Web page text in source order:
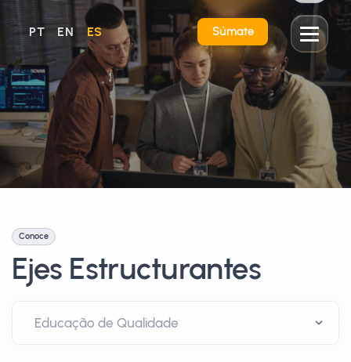
PT EN ES Súmate
Conoce
Ejes Estructurantes